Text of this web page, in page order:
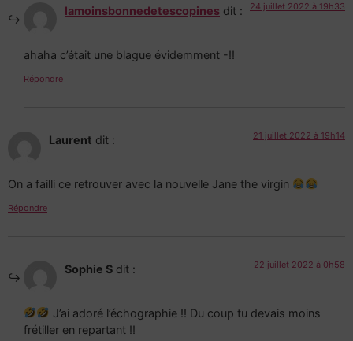
lamoinsbonnedetescopines dit : 24 juillet 2022 à 19h33
ahaha c’était une blague évidemment -!!
Répondre
Laurent dit : 21 juillet 2022 à 19h14
On a failli ce retrouver avec la nouvelle Jane the virgin
Répondre
Sophie S dit : 22 juillet 2022 à 0h58
J’ai adoré l’échographie !! Du coup tu devais moins
frétiller en repartant !!